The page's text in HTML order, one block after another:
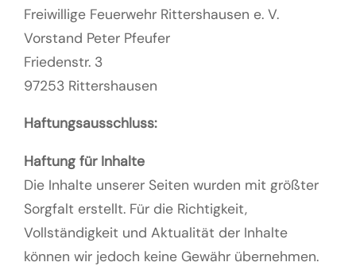
Freiwillige Feuerwehr Rittershausen e. V.
Vorstand Peter Pfeufer
Friedenstr. 3
97253 Rittershausen
Haftungsausschluss:
Haftung für Inhalte
Die Inhalte unserer Seiten wurden mit größter
Sorgfalt erstellt. Für die Richtigkeit,
Vollständigkeit und Aktualität der Inhalte
können wir jedoch keine Gewähr übernehmen.